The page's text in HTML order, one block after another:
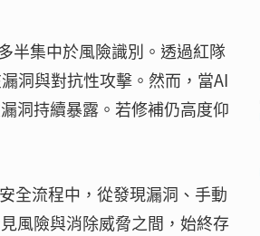
半集中於風險識別。透過紅隊
洞與對抗性攻擊。然而，當AI
洞持續暴露。若修補仍高度仰
全流程中，從發現漏洞、手動
風險與消除威脅之間，始終存